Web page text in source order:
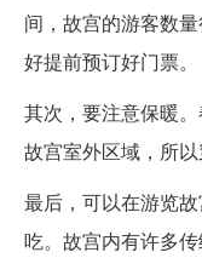
间，故宫的游客数
好提前预订好门票。
其次，要注意保暖
故宫室外区域，所以
最后，可以在游览
吃。故宫内有许多